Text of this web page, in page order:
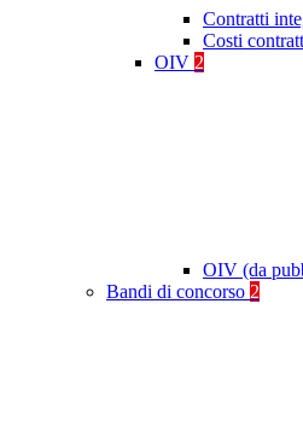
Contratti
Costi
OIV 2
OIV (da
Bandi di concorso 2